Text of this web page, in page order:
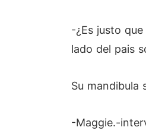
-¿Es justo
lado del pais
Su mandibula
-Maggie.-